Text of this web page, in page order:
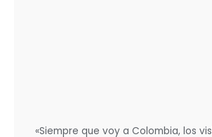
«Siempre que voy a Colombia, los